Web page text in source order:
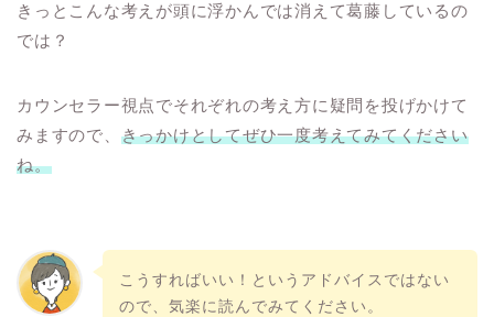
きっとこんな考えが頭に浮かんでは消えて葛藤しているの
では？
カウンセラー視点でそれぞれの考え方に疑問を投げかけて
みますので、 きっかけとしてぜひ一度考えてみてください
ね。
こうすればいい！というアドバイスではない
ので、気楽に読んでみてください。